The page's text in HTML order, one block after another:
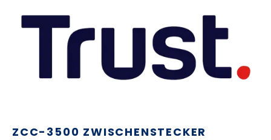
ZCC-3500 ZWISCHENSTECKER